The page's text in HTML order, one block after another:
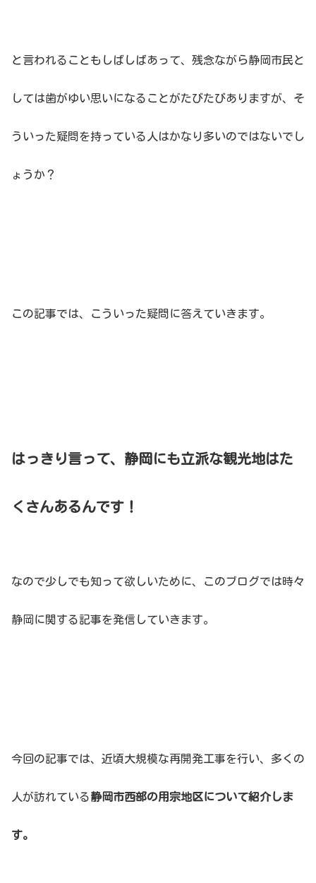
と言われることもしばしばあって、残念ながら静岡市民と
しては歯がゆい思いになることがたびたびありますが、そ
ういった疑問を持っている人はかなり多いのではないでし
ょうか？
この記事では、こういった疑問に答えていきます。
はっきり言って、静岡にも立派な観光地はた
くさんあるんです！
なので少しでも知って欲しいために、このブログでは時々
静岡に関する記事を発信していきます。
今回の記事では、近頃大規模な再開発工事を行い、多くの
人が訪れている静岡市西部の用宗地区について紹介しま
す。